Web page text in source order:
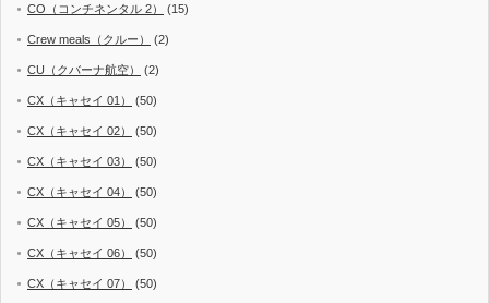
CO（コンチネンタル 2） (15)
Crew meals（クルー） (2)
CU（クバーナ航空） (2)
CX（キャセイ 01） (50)
CX（キャセイ 02） (50)
CX（キャセイ 03） (50)
CX（キャセイ 04） (50)
CX（キャセイ 05） (50)
CX（キャセイ 06） (50)
CX（キャセイ 07） (50)